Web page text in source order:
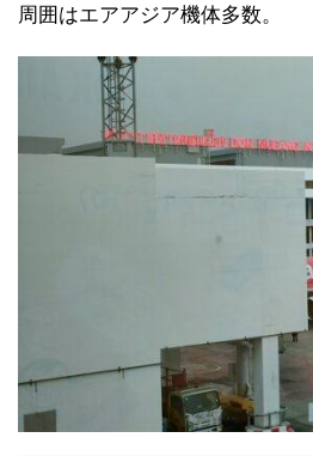
周囲はエアアジア機体多数。